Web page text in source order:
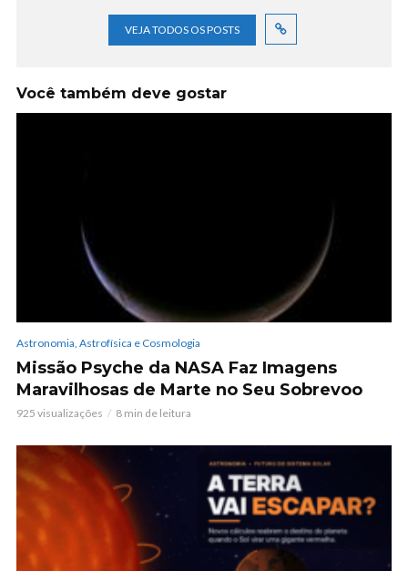
VEJA TODOS OS POSTS
Você também deve gostar
Astronomia, Astrofísica e Cosmologia
Missão Psyche da NASA Faz Imagens
Maravilhosas de Marte no Seu Sobrevoo
925 visualizações 8 min de leitura